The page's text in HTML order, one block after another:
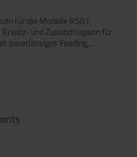
für die Modelle R501,
und Zusatzmagazin für
zuverlässiges Feeding,
kompatible Gase
kompakte Kapazität mit